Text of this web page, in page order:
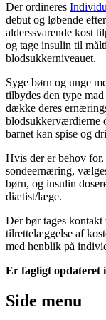
Der ordineres
debut og løbende
alderssvarende kost
og tage insulin til
blodsukkerniveauet.
Syge børn og unge
tilbydes den type
dække deres
blodsukkerværdierne
barnet kan spise og
Hvis der er behov
sondeernæring,
børn, og insulin
diætist/læge.
Der bør tages
tilrettelæggelse af
med henblik på
Er fagligt opdateret
Side menu